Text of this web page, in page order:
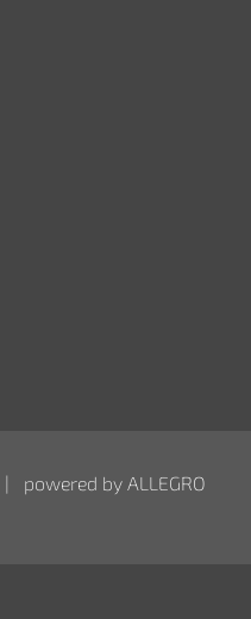
| powered by ALLEGRO